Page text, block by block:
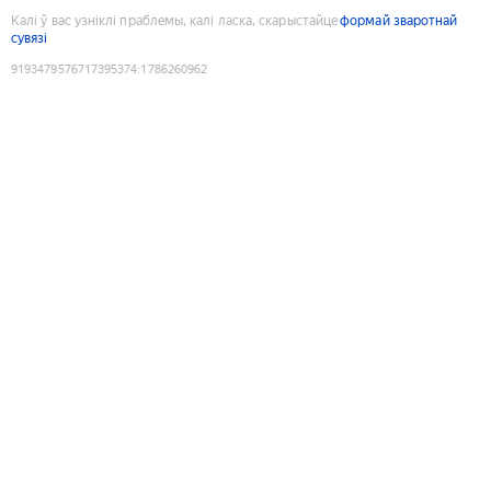
Калі ў вас узніклі праблемы, калі ласка, скарыстайцеформай зваротнай
сувязі
9193479576717395374:1786260962